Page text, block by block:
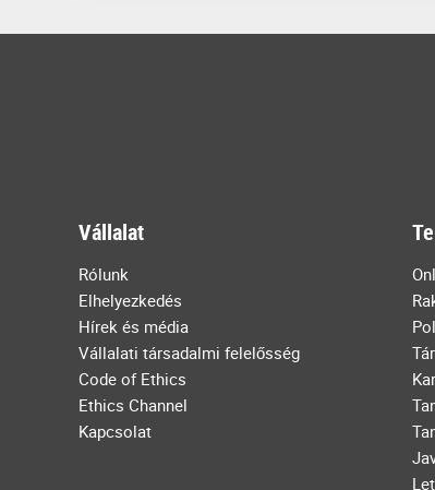
Vállalat
Rólunk
Elhelyezkedés
Hírek és média
Vállalati társadalmi felelősség
Code of Ethics
Ethics Channel
Kapcsolat